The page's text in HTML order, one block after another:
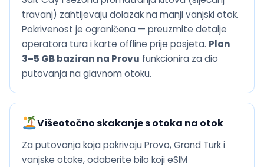
travanj) zahtijevaju dolazak na manji vanjski otok.
Pokrivenost je ograničena — preuzmite detalje
operatora tura i karte offline prije posjeta. Plan
3–5 GB baziran na Provu funkcionira za dio
putovanja na glavnom otoku.
Višeotočno skakanje s otoka na otok
Za putovanja koja pokrivaju Provo, Grand Turk i
vanjske otoke, odaberite bilo koji eSIM